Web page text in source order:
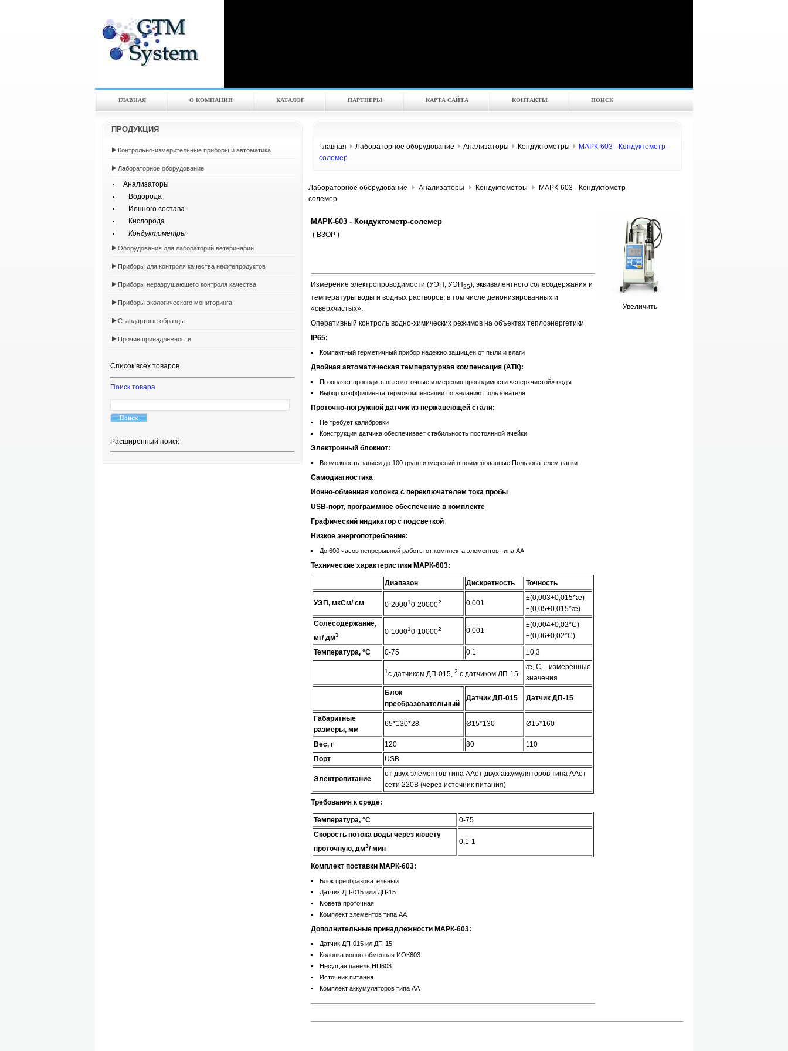
ГЛАВНАЯ О КОМПАНИИ КАТАЛOГ ПАРТНЕРЫ КАРТА САЙТА КОНТАКТЫ ПОИСК
ПРОДУКЦИЯ
Контрольно-измерительные приборы и автоматика
Лабораторное оборудование
Анализаторы
Водорода
Ионного состава
Кислорода
Кондуктометры
Оборудования для лабораторий ветеринарии
Приборы для контроля качества нефтепродуктов
Приборы неразрушающего контроля качества
Приборы экологического мониторинга
Стандартные образцы
Прочие принадлежности
Список всех товаров
Поиск товара
Расширенный поиск
Главная Лабораторное оборудование Анализаторы Кондуктометры
МАРК-603 - Кондуктометр-
солемер
Лабораторное оборудование Анализаторы Кондуктометры
МАРК-603 - Кондуктометр-
солемер
МАРК-603 - Кондуктометр-солемер
( ВЗОР )
Увеличить
Измерение электропроводимости (УЭП, УЭП25), эквивалентного солесодержания и
температуры воды и водных растворов, в том числе деионизированных и
«сверхчистых».
Оперативный контроль водно-химических режимов на объектах теплоэнергетики.
IP65:
Компактный герметичный прибор надежно защищен от пыли и влаги
Двойная автоматическая температурная компенсация (АТК):
Позволяет проводить высокоточные измерения проводимости «сверхчистой» воды
Выбор коэффициента термокомпенсации по желанию Пользователя
Проточно-погружной датчик из нержавеющей стали:
Не требует калибровки
Конструкция датчика обеспечивает стабильность постоянной ячейки
Электронный блокнот:
Возможность записи до 100 групп измерений в поименованные Пользователем папки
Самодиагностика
Ионно-обменная колонка с переключателем тока пробы
USB-порт, программное обеспечение в комплекте
Графический индикатор с подсветкой
Низкое энергопотребление:
До 600 часов непрерывной работы от комплекта элементов типа АА
Технические характеристики МАРК-603:
Диапазон Дискретность Точность
УЭП, мкСм/ см 0-200010-200002 0,001
±(0,003+0,015*æ)
±(0,05+0,015*æ)
Солесодержание,
мг/ дм3 0-100010-100002 0,001
±(0,004+0,02*С)
±(0,06+0,02*С)
Температура, °C 0-75 0,1 ±0,3
1с датчиком ДП-015, 2 с датчиком ДП-15
æ, С – измеренные
значения
Блок
преобразовательный
Датчик ДП-015 Датчик ДП-15
Габаритные
размеры, мм
65*130*28 Ø15*130 Ø15*160
Вес, г 120 80
110
Порт
USB
Электропитание
от двух элементов типа ААот двух аккумуляторов типа ААот
сети 220В (через источник питания)
Требования к среде:
Температура, °C
0-75
Скорость потока воды через кювету
проточную, дм3/ мин
0,1-1
Комплект поставки МАРК-603:
Блок преобразовательный
Датчик ДП-015 или ДП-15
Кювета проточная
Комплект элементов типа АА
Дополнительные принадлежности МАРК-603:
Датчик ДП-015 ил ДП-15
Колонка ионно-обменная ИОК603
Несущая панель НП603
Источник питания
Комплект аккумуляторов типа АА